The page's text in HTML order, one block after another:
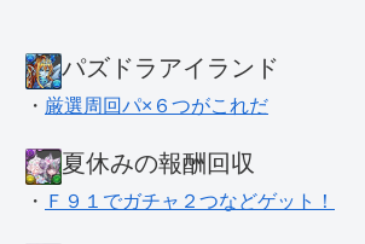
パズドラアイランド
・ 厳選周回パ×６つがこれだ
夏休みの報酬回収
・ Ｆ９１でガチャ２つなどゲット！